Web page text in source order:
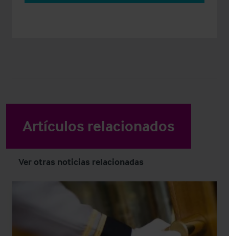
Artículos relacionados
Ver otras noticias relacionadas